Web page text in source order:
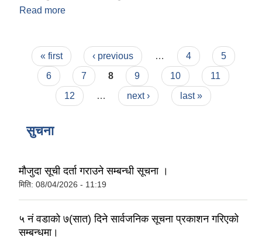
Read more
Pages
« first ‹ previous … 4
5
6
7 8 9 10
11
12
… next › last »
सुचना
मौजुदा सूची दर्ता गराउने सम्बन्धी सूचना ।
मिति: 08/04/2026 - 11:19
५ नं वडाको ७(सात) दिने सार्वजनिक सूचना प्रकाशन गरिएको
सम्बन्धमा।